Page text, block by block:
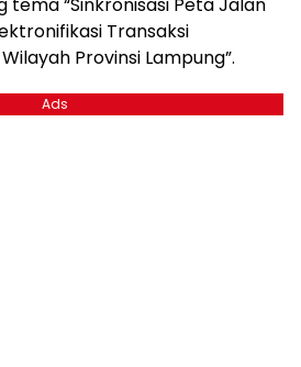
Transaksi
Provinsi Lampung”.
Ads